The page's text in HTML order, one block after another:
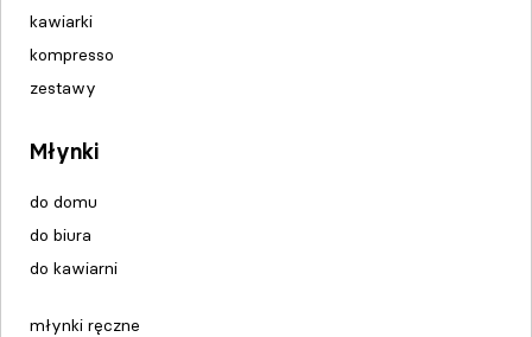
kawiarki
kompresso
zestawy
Młynki
do domu
do biura
do kawiarni
młynki ręczne